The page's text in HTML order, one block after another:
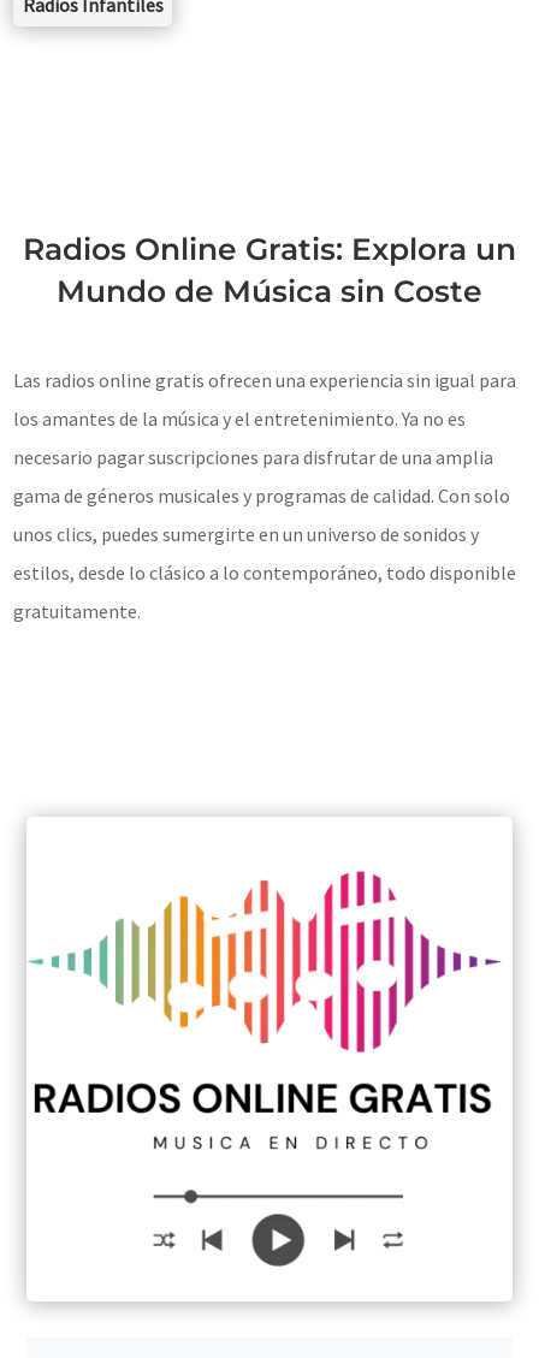
Radios Online Gratis: Explora un
Mundo de Música sin Coste
Las radios online gratis ofrecen una experiencia sin igual para
los amantes de la música y el entretenimiento. Ya no es
necesario pagar suscripciones para disfrutar de una amplia
gama de géneros musicales y programas de calidad. Con solo
unos clics, puedes sumergirte en un universo de sonidos y
estilos, desde lo clásico a lo contemporáneo, todo disponible
gratuitamente.